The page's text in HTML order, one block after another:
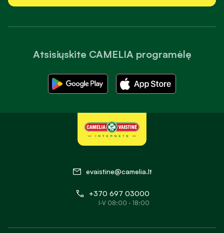
Atsisiųskite CAMELIA programėlę
evaistine@camelia.lt
+370 697 03000
I-V 08:00 - 18:00